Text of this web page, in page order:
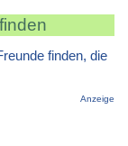
finden, die
Anzeige